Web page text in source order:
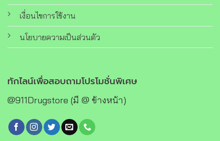
เงื่อนไขการใช้งาน
นโยบายความเป็นส่วนตัว
ทักไลน์เพื่อสอบถามโปรโมชั่นพิเศษ
@911Drugstore (มี @ ข้างหน้า)